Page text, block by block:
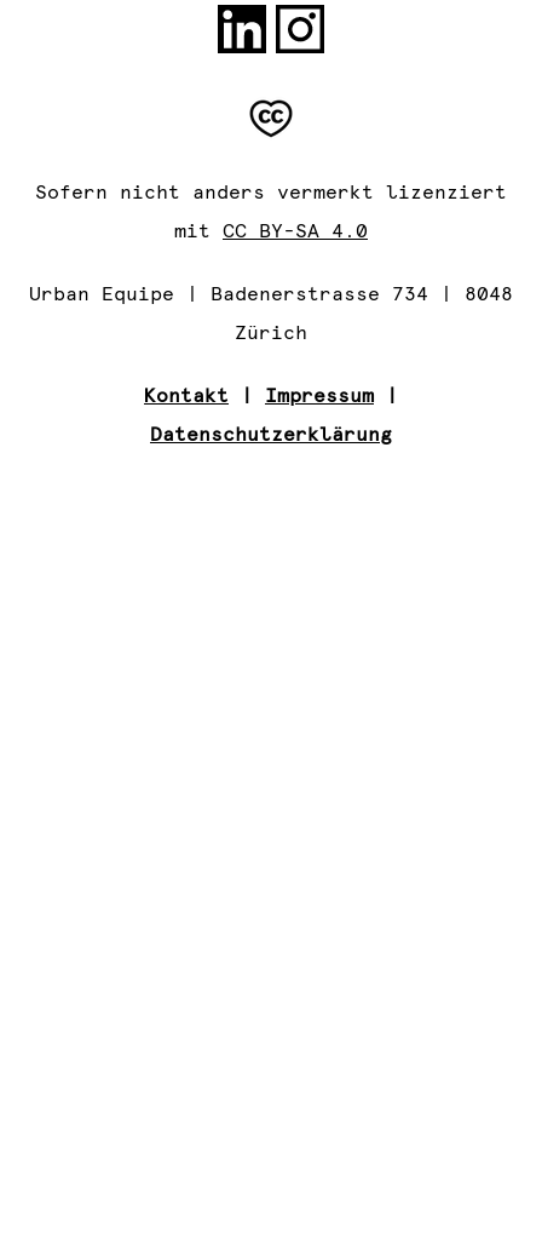
Sofern nicht anders vermerkt lizenziert
mit CC BY-SA 4.0
Urban Equipe | Badenerstrasse 734 | 8048
Zürich
Kontakt Impressum
Datenschutzerklärung